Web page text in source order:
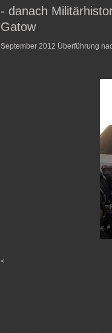
- danach
Gatow
September 2012 Überführung
<